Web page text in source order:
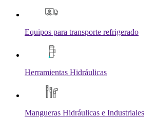
Equipos para transporte refrigerado
Herramientas Hidráulicas
Mangueras Hidráulicas e Industriales